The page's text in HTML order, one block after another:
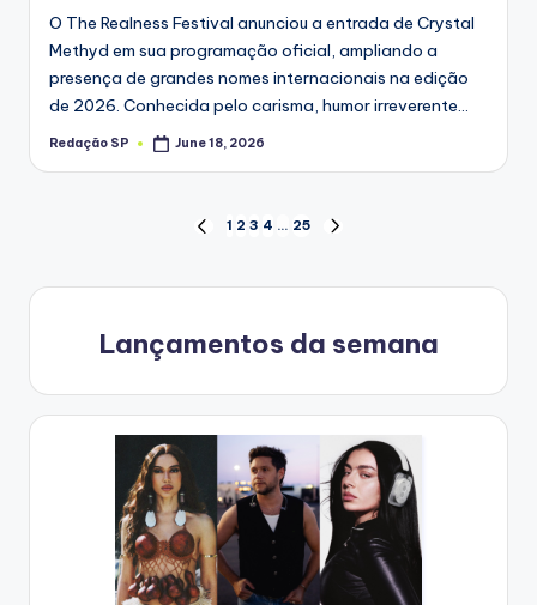
O The Realness Festival anunciou a entrada de Crystal
Methyd em sua programação oficial, ampliando a
presença de grandes nomes internacionais na edição
de 2026. Conhecida pelo carisma, humor irreverente…
Posted
Redação SP June 18, 2026
navigation
PREVIOUS
1 2 3 4 … 25
Lançamentos da semana